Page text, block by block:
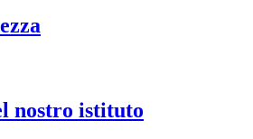
nostro istituto